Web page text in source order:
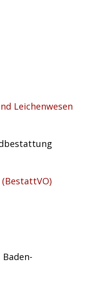
Leichenwesen